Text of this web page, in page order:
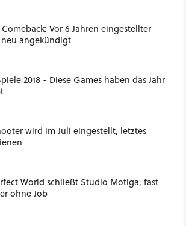
Vor 6 Jahren eingestellter
angekündigt
2018 - Diese Games haben das Jahr
wird im Juli eingestellt, letztes
World schließt Studio Motiga, fast
ohne Job